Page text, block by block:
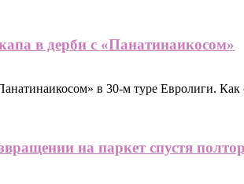
в дерби с «Панатинаикосом»
в 30-м туре Евролиги.
на паркет спустя